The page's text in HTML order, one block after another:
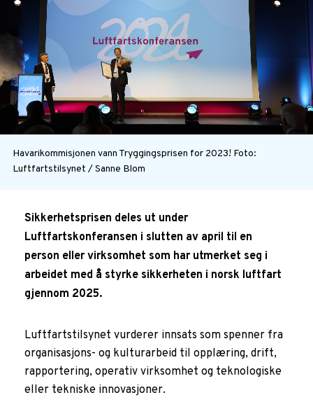
Havarikommisjonen vann Tryggingsprisen for 2023! Foto:
Luftfartstilsynet / Sanne Blom
Sikkerhetsprisen deles ut under
Luftfartskonferansen i slutten av april til en
person eller virksomhet som har utmerket seg i
arbeidet med å styrke sikkerheten i norsk luftfart
gjennom 2025.
Luftfartstilsynet vurderer innsats som spenner fra
organisasjons- og kulturarbeid til opplæring, drift,
rapportering, operativ virksomhet og teknologiske
eller tekniske innovasjoner.